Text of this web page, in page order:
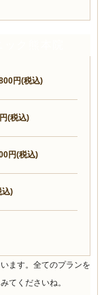
円(税込)
(税込)
円(税込)
)
ます。全てのプランを
てくださいね。